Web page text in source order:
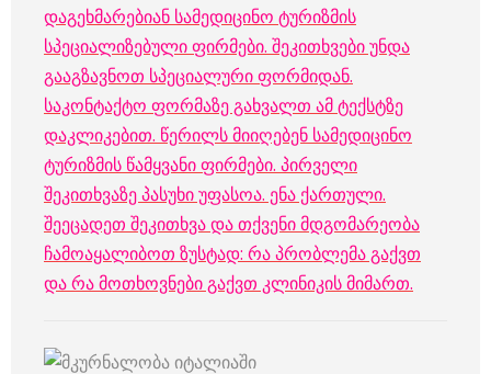
დაგეხმარებიან სამედიცინო ტურიზმის
სპეციალიზებული ფირმები. შეკითხვები უნდა
გააგზავნოთ სპეციალური ფორმიდან.
საკონტაქტო ფორმაზე გახვალთ ამ ტექსტზე
დაკლიკებით. წერილს მიიღებენ სამედიცინო
ტურიზმის წამყვანი ფირმები. პირველი
შეკითხვაზე პასუხი უფასოა. ენა ქართული.
შეეცადეთ შეკითხვა და თქვენი მდგომარეობა
ჩამოაყალიბოთ ზუსტად: რა პრობლემა გაქვთ
და რა მოთხოვნები გაქვთ კლინიკის მიმართ.